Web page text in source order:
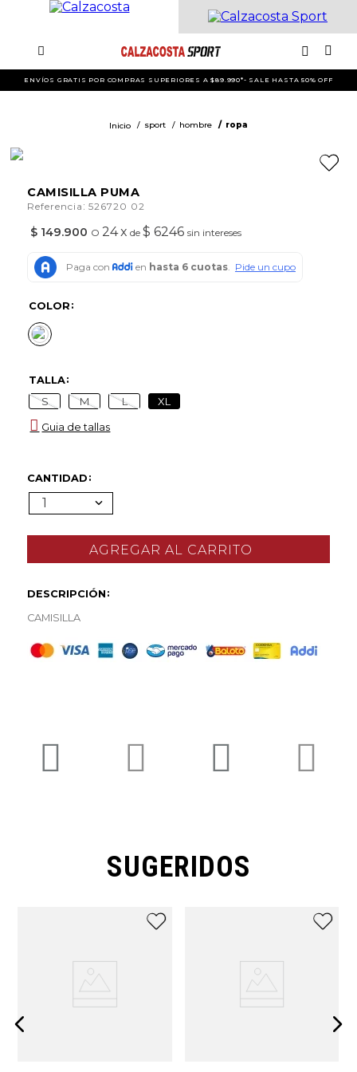
ENVÍOS GRATIS POR COMPRAS SUPERIORES A $89.990*- SALE HASTA 50% OFF
sport hombre ropa
CAMISILLA PUMA
Referencia :526720 02
$ 149.900 O 24x de$ 6246 sin intereses
COLOR
TALLA
S M L XL
Guia de tallas
CANTIDAD
1
DESCRIPCIÓN
CAMISILLA
SUGERIDOS